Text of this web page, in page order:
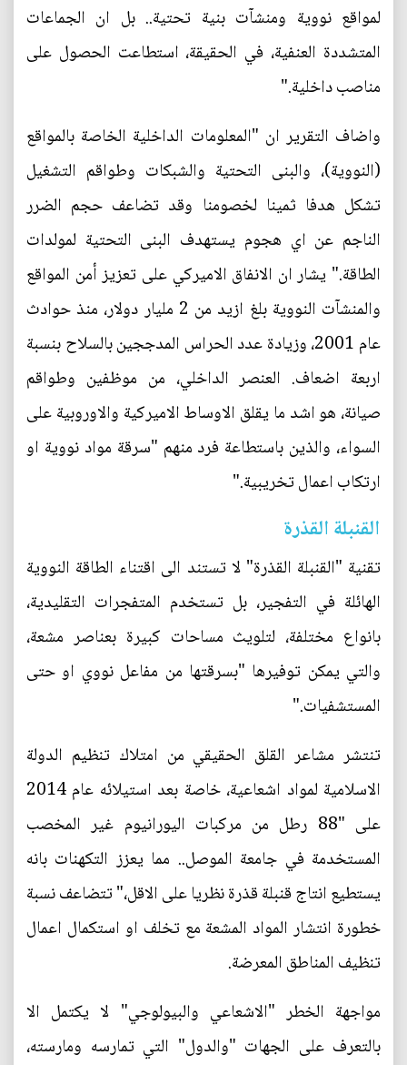
لمواقع نووية ومنشآت بنية تحتية.. بل ان الجماعات
المتشددة العنفية، في الحقيقة، استطاعت الحصول على
مناصب داخلية."
واضاف التقرير ان "المعلومات الداخلية الخاصة بالمواقع
(النووية)، والبنى التحتية والشبكات وطواقم التشغيل
تشكل هدفا ثمينا لخصومنا وقد تضاعف حجم الضرر
الناجم عن اي هجوم يستهدف البنى التحتية لمولدات
الطاقة." يشار ان الانفاق الاميركي على تعزيز أمن المواقع
والمنشآت النووية بلغ ازيد من 2 مليار دولار، منذ حوادث
عام 2001، وزيادة عدد الحراس المدججين بالسلاح بنسبة
اربعة اضعاف. العنصر الداخلي، من موظفين وطواقم
صيانة، هو اشد ما يقلق الاوساط الاميركية والاوروبية على
السواء، والذين باستطاعة فرد منهم "سرقة مواد نووية او
ارتكاب اعمال تخريبية."
القنبلة القذرة
تقنية "القنبلة القذرة" لا تستند الى اقتناء الطاقة النووية
الهائلة في التفجير، بل تستخدم المتفجرات التقليدية،
بانواع مختلفة، لتلويث مساحات كبيرة بعناصر مشعة،
والتي يمكن توفيرها "بسرقتها من مفاعل نووي او حتى
المستشفيات."
تنتشر مشاعر القلق الحقيقي من امتلاك تنظيم الدولة
الاسلامية لمواد اشعاعية، خاصة بعد استيلائه عام 2014
على "88 رطل من مركبات اليورانيوم غير المخصب
المستخدمة في جامعة الموصل.. مما يعزز التكهنات بانه
يستطيع انتاج قنبلة قذرة نظريا على الاقل،" تتضاعف نسبة
خطورة انتشار المواد المشعة مع تخلف او استكمال اعمال
تنظيف المناطق المعرضة.
مواجهة الخطر "الاشعاعي والبيولوجي" لا يكتمل الا
بالتعرف على الجهات "والدول" التي تمارسه ومارسته،